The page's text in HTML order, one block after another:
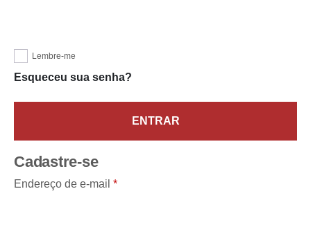
Lembre-me
Esqueceu sua senha?
ENTRAR
Cadastre-se
Endereço de e-mail *